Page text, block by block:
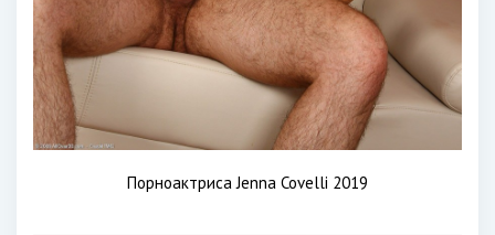
Порноактриса Jenna Covelli 2019